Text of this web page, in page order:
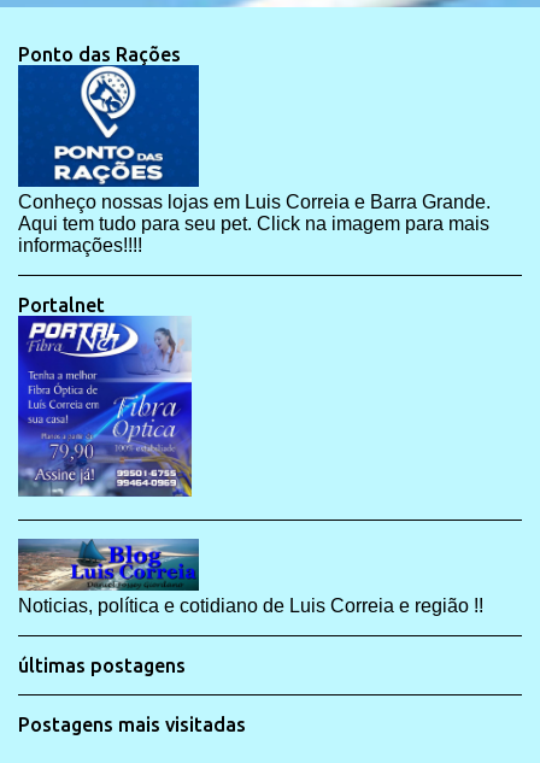
Ponto das Rações
Conheço nossas lojas em Luis Correia e Barra Grande.
Aqui tem tudo para seu pet. Click na imagem para mais
informações!!!!
Portalnet
Noticias, política e cotidiano de Luis Correia e região !!
últimas postagens
Postagens mais visitadas